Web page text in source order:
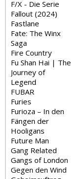
F/X - Die Serie
Fallout (2024)
Fastlane
Fate: The Winx
Saga
Fire Country
Fu Shan Hai | The
Journey of
Legend
FUBAR
Furies
Furioza – In den
Fängen der
Hooligans
Future Man
Gang Related
Gangs of London
Gegen den Wind